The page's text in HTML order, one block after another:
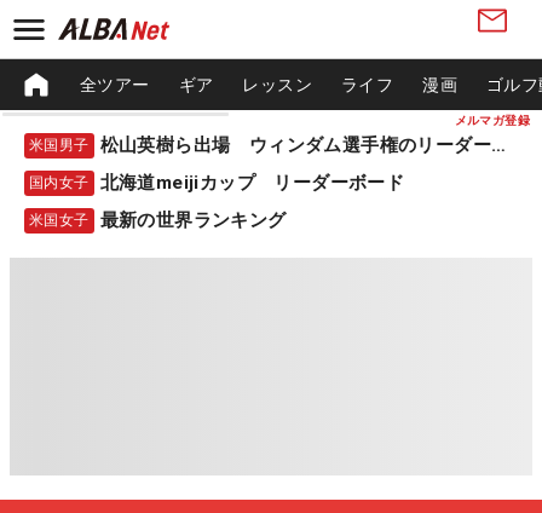
メルマガ登録
全ツアー ギア レッスン ライフ 漫画 ゴル
米国男子 松山英樹ら出場 ウィンダム選手権のリーダーボード
国内女子 北海道meijiカップ リーダーボード
米国女子 最新の世界ランキング